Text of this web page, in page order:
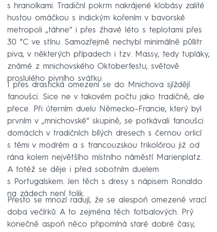
s hranolkami. Tradiční pokrm nakrájené klobásy zalité
hustou omáčkou s indickým kořením v bavorské
metropoli „táhne“ i přes žhavé léto s teplotami přes
30 °C ve stínu. Samozřejmě nechybí minimálně půllitr
piva, v některých případech i tzv. Massy, tedy tupláky,
známé z mnichovského Oktoberfestu, světově
proslulého pivního svátku.
I přes drastická omezení se do Mnichova sjíždějí
fanoušci. Sice ne v takovém počtu jako tradičně, ale
přece. Při úterním duelu Německo–Francie, který byl
prvním v „mnichovské“ skupině, se potkávali fanoušci
domácích v tradičních bílých dresech s černou orlicí
s těmi v modrém a s francouzskou trikolórou již od
rána kolem největšího místního náměstí Marienplatz.
A totéž se děje i před sobotním duelem
s Portugalskem. Jen těch s dresy s nápisem Ronaldo
na zádech není tolik.
Přesto se mnozí radují, že se alespoň omezeně vrací
doba večírků. A to zejména těch fotbalových. Prý
konečně aspoň něco připomíná staré dobré časy,